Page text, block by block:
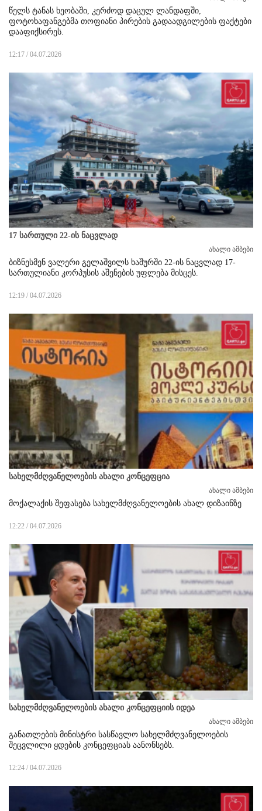
წელს ტანას ხეობაში, კერძოდ დაცულ ლანდაფში,
ფოტოხაფანგებმა თოფიანი პირების გადაადგილების ფაქტები
დააფიქსირეს.
12:17 / 04.07.2026
17 სართული 22-ის ნაცვლად
ახალი ამბები
ბიზნესმენ ვალერი გელაშვილს ხაშურში 22-ის ნაცვლად 17-
სართულიანი კორპუსის აშენების უფლება მისცეს.
12:19 / 04.07.2026
სახელმძღვანელოების ახალი კონცეფცია
ახალი ამბები
მოქალაქის შეფასება სახელმძღვანელოების ახალ დიზაინზე
12:22 / 04.07.2026
სახელმძღვანელოების ახალი კონცეფციის იდეა
ახალი ამბები
განათლების მინისტრი სასწავლო სახელმძღვანელოების
შეცვლილი ყდების კონცეფციას აანონსებს.
12:24 / 04.07.2026